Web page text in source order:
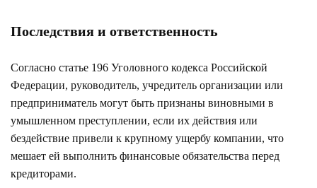
Последствия и ответственность
Согласно статье 196 Уголовного кодекса Российской
Федерации, руководитель, учредитель организации или
предприниматель могут быть признаны виновными в
умышленном преступлении, если их действия или
бездействие привели к крупному ущербу компании, что
мешает ей выполнить финансовые обязательства перед
кредиторами.